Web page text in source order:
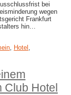
bei
wegen
Frankfurt
hin…
, Hotel ,
Hotel